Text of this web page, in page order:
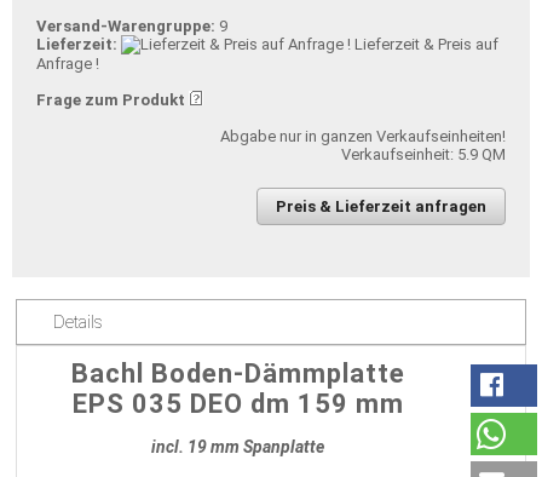
Versand-Warengruppe: 9
Lieferzeit:
Lieferzeit & Preis auf
Anfrage !
Frage zum Produkt
Abgabe nur in ganzen Verkaufseinheiten!
Verkaufseinheit: 5.9 QM
Preis & Lieferzeit anfragen
Details
Bachl Boden-Dämmplatte
EPS 035 DEO dm 159 mm
incl. 19 mm Spanplatte